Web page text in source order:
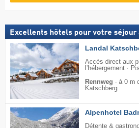
Excellents hôtels pour votre séjour
Landal
Accès direct aux
l’hébergement ·
Rennweg · à 0 m
Katschberg
Alpenhotel
Détente &